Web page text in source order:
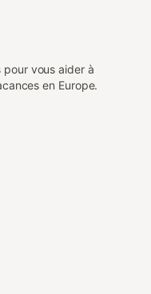
vous aider à
en Europe.